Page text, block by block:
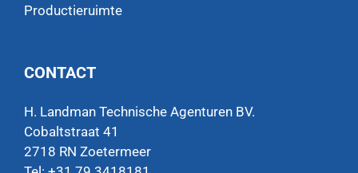
Productieruimte
CONTACT
H. Landman Technische Agenturen BV.
Cobaltstraat 41
2718 RN Zoetermeer